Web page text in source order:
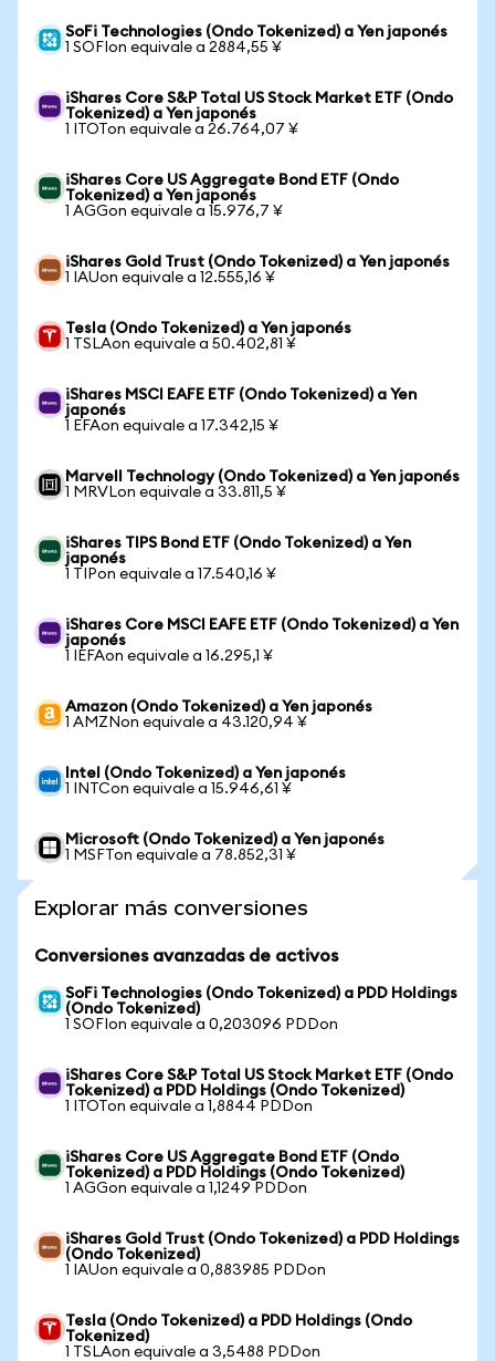
SoFi Technologies (Ondo Tokenized) a Yen japonés
1 SOFIon equivale a 2884,55 ¥
iShares Core S&P Total US Stock Market ETF (Ondo
Tokenized) a Yen japonés
1 ITOTon equivale a 26.764,07 ¥
iShares Core US Aggregate Bond ETF (Ondo
Tokenized) a Yen japonés
1 AGGon equivale a 15.976,7 ¥
iShares Gold Trust (Ondo Tokenized) a Yen japonés
1 IAUon equivale a 12.555,16 ¥
Tesla (Ondo Tokenized) a Yen japonés
1 TSLAon equivale a 50.402,81 ¥
iShares MSCI EAFE ETF (Ondo Tokenized) a Yen
japonés
1 EFAon equivale a 17.342,15 ¥
Marvell Technology (Ondo Tokenized) a Yen japonés
1 MRVLon equivale a 33.811,5 ¥
iShares TIPS Bond ETF (Ondo Tokenized) a Yen
japonés
1 TIPon equivale a 17.540,16 ¥
iShares Core MSCI EAFE ETF (Ondo Tokenized) a Yen
japonés
1 IEFAon equivale a 16.295,1 ¥
Amazon (Ondo Tokenized) a Yen japonés
1 AMZNon equivale a 43.120,94 ¥
Intel (Ondo Tokenized) a Yen japonés
1 INTCon equivale a 15.946,61 ¥
Microsoft (Ondo Tokenized) a Yen japonés
1 MSFTon equivale a 78.852,31 ¥
Explorar más conversiones
Conversiones avanzadas de activos
SoFi Technologies (Ondo Tokenized) a PDD Holdings
(Ondo Tokenized)
1 SOFIon equivale a 0,203096 PDDon
iShares Core S&P Total US Stock Market ETF (Ondo
Tokenized) a PDD Holdings (Ondo Tokenized)
1 ITOTon equivale a 1,8844 PDDon
iShares Core US Aggregate Bond ETF (Ondo
Tokenized) a PDD Holdings (Ondo Tokenized)
1 AGGon equivale a 1,1249 PDDon
iShares Gold Trust (Ondo Tokenized) a PDD Holdings
(Ondo Tokenized)
1 IAUon equivale a 0,883985 PDDon
Tesla (Ondo Tokenized) a PDD Holdings (Ondo
Tokenized)
1 TSLAon equivale a 3,5488 PDDon